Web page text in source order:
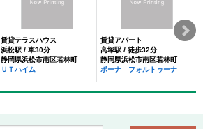
賃貸テラスハウス
浜松駅 / 車30分
静岡県浜松市南区若林町
ＵＴハイム
賃貸アパート
高塚駅 / 徒歩32分
静岡県浜松市南区若林町
ボーナ フォルトゥーナ